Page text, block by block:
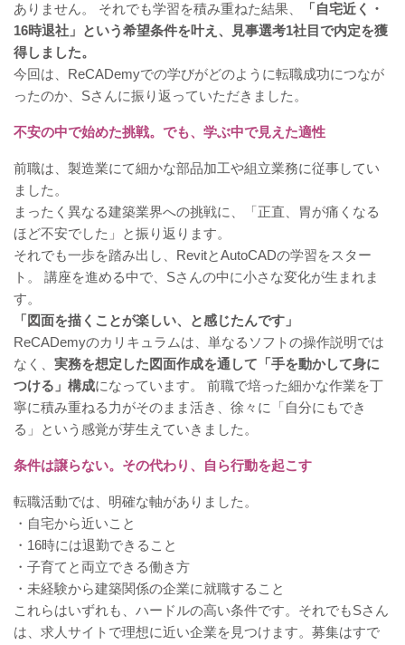
ありません。 それでも学習を積み重ねた結果、
「自宅近く・
16時退社」という希望条件を叶え、見事選考1社目で内定を獲
得しました。
今回は、ReCADemyでの学びがどのように転職成功につなが
ったのか、Sさんに振り返っていただきました。
不安の中で始めた挑戦。でも、学ぶ中で見えた適性
前職は、製造業にて細かな部品加工や組立業務に従事してい
ました。
まったく異なる建築業界への挑戦に、「正直、胃が痛くなる
ほど不安でした」と振り返ります。
それでも一歩を踏み出し、RevitとAutoCADの学習をスター
ト。 講座を進める中で、Sさんの中に小さな変化が生まれま
す。
「図面を描くことが楽しい、と感じたんです」
ReCADemyのカリキュラムは、単なるソフトの操作説明では
なく、 実務を想定した図面作成を通して「手を動かして身に
つける」構成になっています。 前職で培った細かな作業を丁
寧に積み重ねる力がそのまま活き、徐々に「自分にもでき
る」という感覚が芽生えていきました。
条件は譲らない。その代わり、自ら行動を起こす
転職活動では、明確な軸がありました。
・自宅から近いこと
・16時には退勤できること
・子育てと両立できる働き方
・未経験から建築関係の企業に就職すること
これらはいずれも、ハードルの高い条件です。それでもSさん
は、求人サイトで理想に近い企業を見つけます。募集はすで